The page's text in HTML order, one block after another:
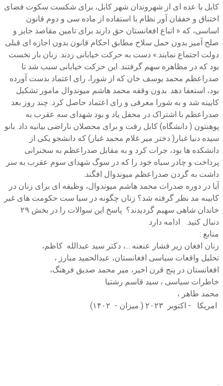
کابل با عده ای از شهروندان شهر کابل، برای شکست سکوت فضای
اختناق و خفقان آور نظام با استفاده از ماده سی و دوم قانون
اساسی، که « اتباع افغانستان حق دارند برای تامین مقاصد جایز و
صلح آمیز بدون حمل سلاح مطابق احکام قانون بدون اجازه ای قبلی
دولت اجتماع نمایند.» دست به حرکت خیابانی زدند. زنان بار نخست
بود که در مظاهره سهم گرفتند. این حرکت خیابانی سبب شد تا
صدراعظم محمد یوسف خان که از شورا، رای اعتماد بدست آورده
بود، استعفا دهد. بدون وقفه محمد هاشم میوندوال مامور تشکیل
کابینه شد و به شورا معرفی و رای اعتماد حاصل کرد. چند روز بعد
صدراعظم با اشتراک در محفل یاد و بود شهدای سه عقرب به
پوهنتون ( دانشگاه) کابل رفت و برای محصلان ناراضی بیانیه داد. بانو
سیده دنیا غبار( دختر میر غلام محمد غبار) که دانشجو یکی از
دانشکده ها بود، جرات کرد و به مقابل صدراعظم به سخنرانی
پرداخت و چادر سیاه خود را که در سوگ شهدای سوم عقرب به سر
داشت به گردن صدراعظم میوندوال افگند.
آیا در دوره صدرات محمد هاشم میوندوال، وظیفه ای برای زنان در
کابینه مد نظر گرفته شد؟ زنان چگونه در سیا ست حکومت های غیر
خاندان شاهی سهیم گردیدند؟ پاسخ این سوالات را در بخش ۲۹
دنبال کنید. ادامه دارد
منابع :
زنان افغان زیر فشار عنعنه ...، دکتر سید عبدالله کاظم،
تحلیل واقعات سیاسی افغانستان، عبدالحمید مبارز ،
افغانستان در پنج قرن اخیر، میر محمد صدیق فرهنگ،
خاطرات سیاسی ، سید قاسم رشتیا
محمد طاهر ،
امریکا - اکتوبر ۲۰۲۳ ( میزان - ۱۴۰۲)